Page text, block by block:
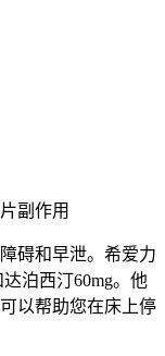
碍和早泄。希爱力
泊西汀60mg。他
以帮助您在床上停